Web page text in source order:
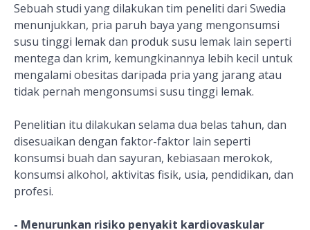
Sebuah studi yang dilakukan tim peneliti dari Swedia
menunjukkan, pria paruh baya yang mengonsumsi
susu tinggi lemak dan produk susu lemak lain seperti
mentega dan krim, kemungkinannya lebih kecil untuk
mengalami obesitas daripada pria yang jarang atau
tidak pernah mengonsumsi susu tinggi lemak.
Penelitian itu dilakukan selama dua belas tahun, dan
disesuaikan dengan faktor-faktor lain seperti
konsumsi buah dan sayuran, kebiasaan merokok,
konsumsi alkohol, aktivitas fisik, usia, pendidikan, dan
profesi.
- Menurunkan risiko penyakit kardiovaskular